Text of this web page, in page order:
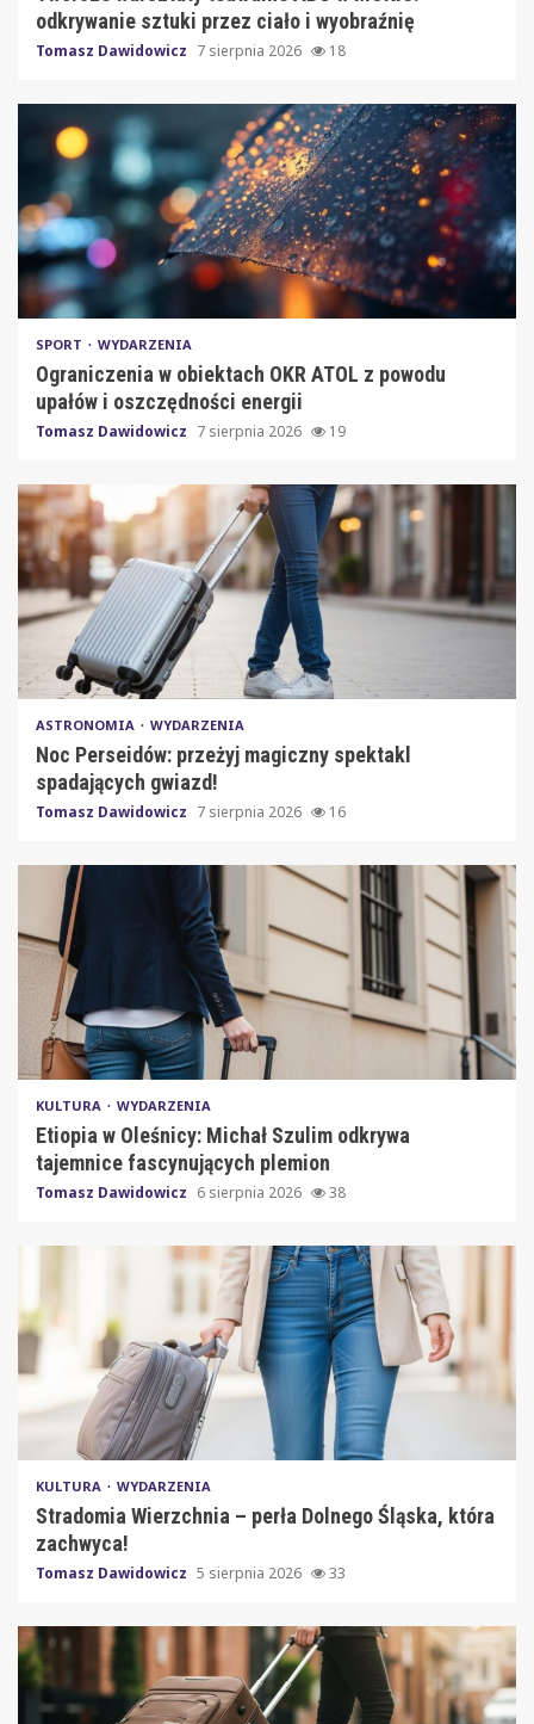
odkrywanie sztuki przez ciało i wyobraźnię
Tomasz Dawidowicz 7 sierpnia 2026 18
SPORT WYDARZENIA
Ograniczenia w obiektach OKR ATOL z powodu
upałów i oszczędności energii
Tomasz Dawidowicz 7 sierpnia 2026 19
ASTRONOMIA WYDARZENIA
Noc Perseidów: przeżyj magiczny spektakl
spadających gwiazd!
Tomasz Dawidowicz 7 sierpnia 2026 16
KULTURA WYDARZENIA
Etiopia w Oleśnicy: Michał Szulim odkrywa
tajemnice fascynujących plemion
Tomasz Dawidowicz 6 sierpnia 2026 38
KULTURA WYDARZENIA
Stradomia Wierzchnia – perła Dolnego Śląska, która
zachwyca!
Tomasz Dawidowicz 5 sierpnia 2026 33